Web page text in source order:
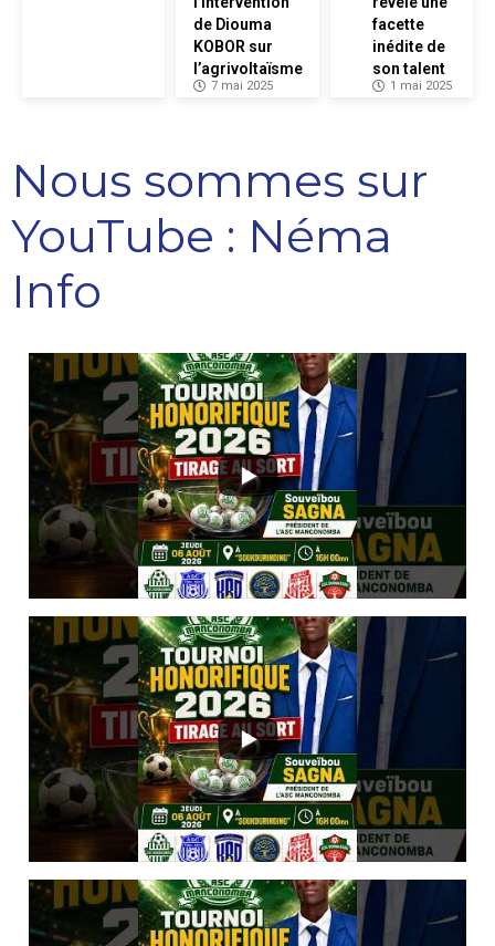
de Diouma
KOBOR sur
l’agrivoltaïsme
7 mai 2025
facette
inédite de
son talent
1 mai 2025
Nous sommes sur
YouTube : Néma
Info